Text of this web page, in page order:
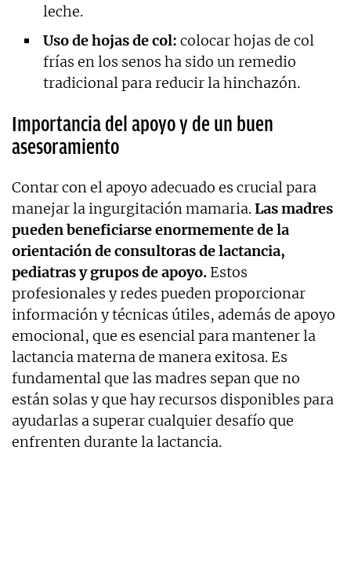
leche.
Uso de hojas de col: colocar hojas de col
frías en los senos ha sido un remedio
tradicional para reducir la hinchazón.
Importancia del apoyo y de un buen
asesoramiento
Contar con el apoyo adecuado es crucial para
manejar la ingurgitación mamaria.Las madres
pueden beneficiarse enormemente de la
orientación de consultoras de lactancia,
pediatras y grupos de apoyo. Estos
profesionales y redes pueden proporcionar
información y técnicas útiles, además de apoyo
emocional, que es esencial para mantener la
lactancia materna de manera exitosa. Es
fundamental que las madres sepan que no
están solas y que hay recursos disponibles para
ayudarlas a superar cualquier desafío que
enfrenten durante la lactancia.